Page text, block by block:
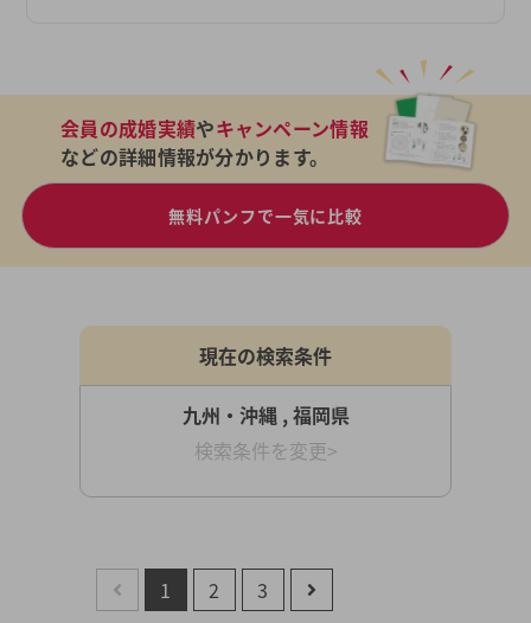
会員の成婚実績やキャンペーン情報
などの詳細情報が分かります。
無料パンフで一気に比較
現在の検索条件
九州・沖縄 , 福岡県
検索条件を変更>
1 2 3